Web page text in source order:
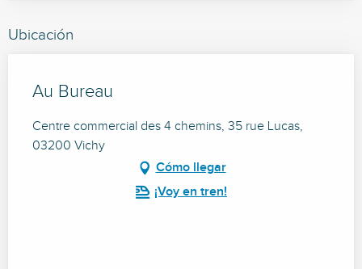
Ubicación
Au Bureau
Centre commercial des 4 chemins, 35 rue Lucas,
03200 Vichy
Cómo llegar
¡Voy en tren!